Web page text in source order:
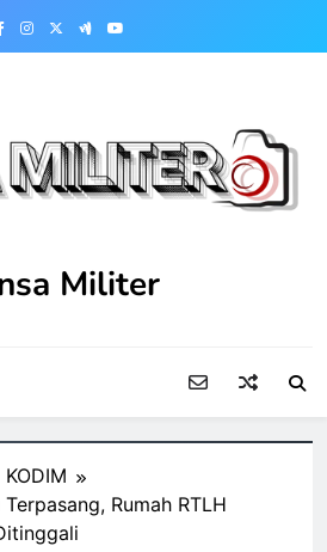
Militer
KODIM
Rumah RTLH